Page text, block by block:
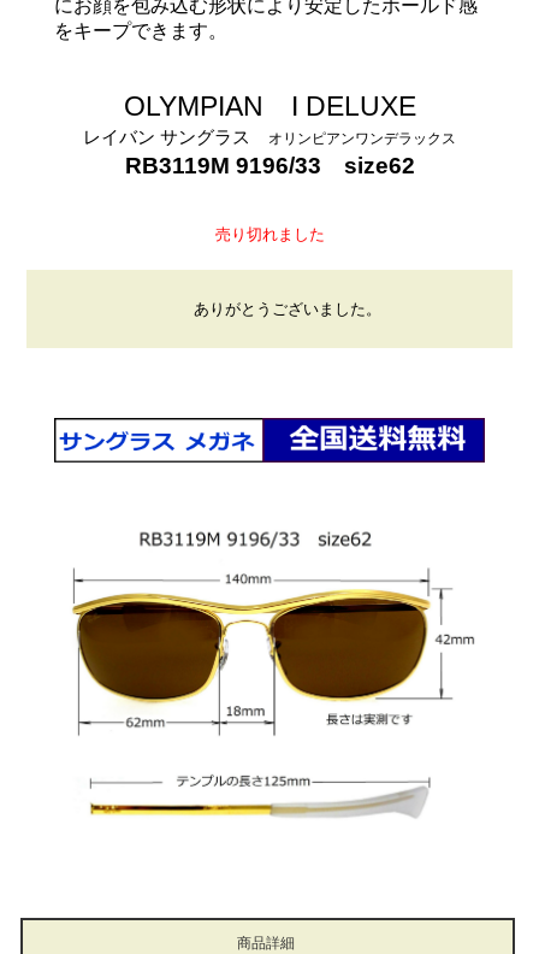
にお顔を包み込む形状により安定したホールド感
をキープできます。
OLYMPIAN I DELUXE
レイバン サングラス オリンピアンワンデラックス
RB3119M 9196/33 size62
売り切れました
ありがとうございました。
商品詳細